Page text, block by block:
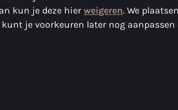
kun je deze hierweigeren. We plaatsen
je voorkeuren later nog aanpassen